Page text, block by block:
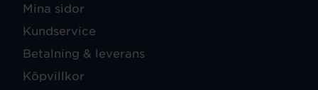
Mina sidor
Kundservice
Betalning & leverans
Köpvillkor